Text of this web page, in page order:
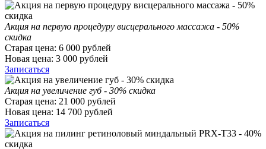
Акция на первую процедуру висцерального массажа - 50%
скидка
Старая цена: 6 000 рублей
Новая цена: 3 000 рублей
Записаться
Акция на увеличение губ - 30% скидка
Старая цена: 21 000 рублей
Новая цена: 14 700 рублей
Записаться